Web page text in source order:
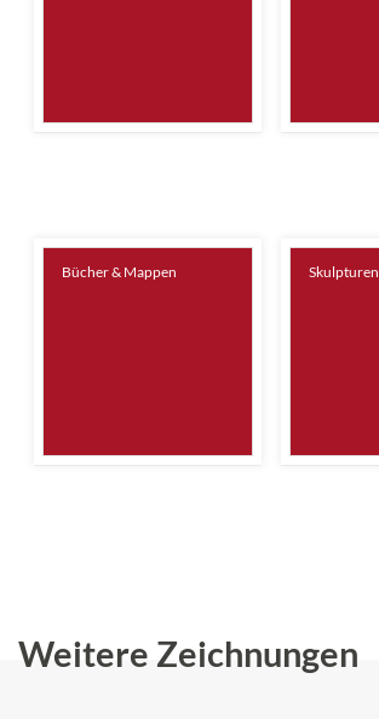
Bücher & Mappen Skulpturen
Weitere Zeichnungen